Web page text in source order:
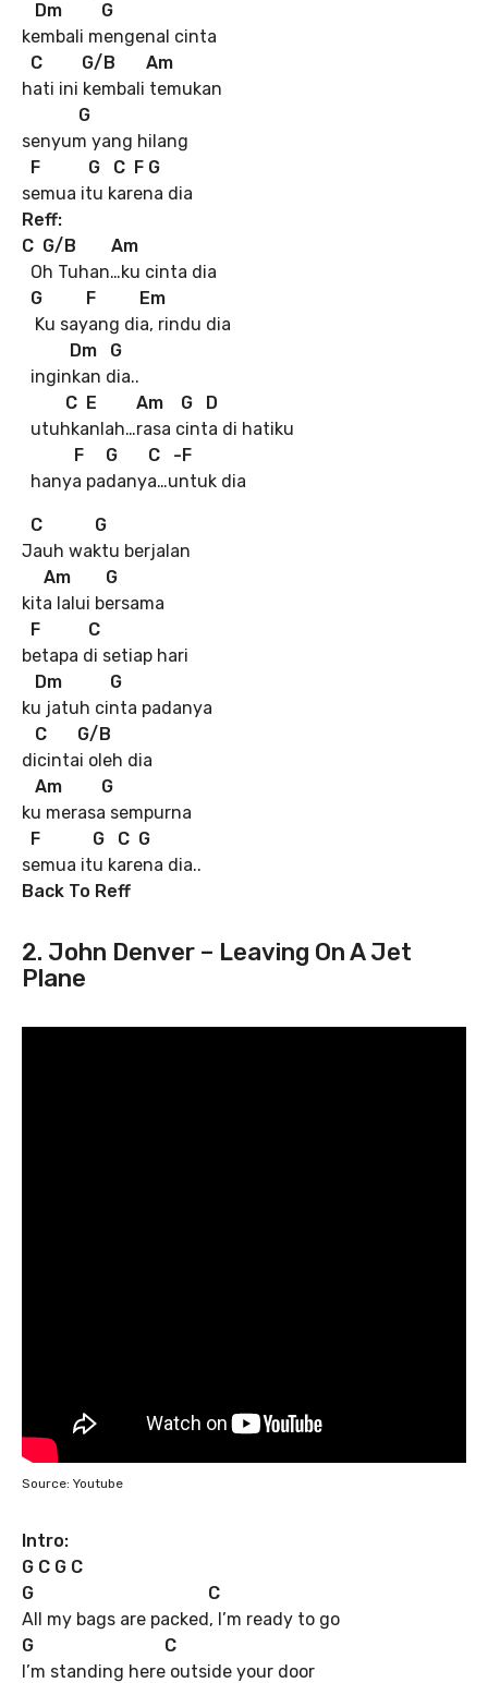
Dm G
kembali mengenal cinta
C G/B Am
hati ini kembali temukan
G
senyum yang hilang
F G C F G
semua itu karena dia
Reff:
C G/B Am
Oh Tuhan…ku cinta dia
G F Em
Ku sayang dia, rindu dia
Dm G
inginkan dia..
C E Am G D
utuhkanlah…rasa cinta di hatiku
F G C -F
hanya padanya…untuk dia
C G
Jauh waktu berjalan
Am G
kita lalui bersama
F C
betapa di setiap hari
Dm G
ku jatuh cinta padanya
C G/B
dicintai oleh dia
Am G
ku merasa sempurna
F G C G
semua itu karena dia..
Back To Reff
2. John Denver – Leaving On A Jet
Plane
Source: Youtube
Intro:
G C G C
G C
All my bags are packed, I’m ready to go
G C
I’m standing here outside your door